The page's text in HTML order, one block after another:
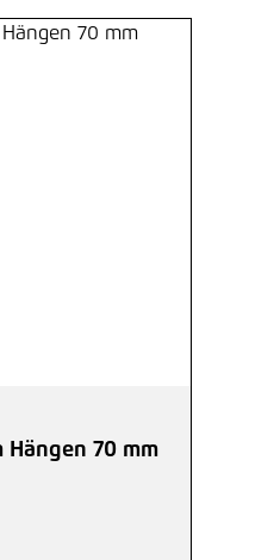
von 5 von 5
Hängen 70 mm